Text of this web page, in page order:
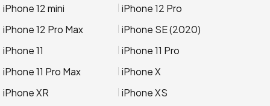
iPhone 12 mini
iPhone 12 Pro
iPhone 12 Pro Max
iPhone SE (2020)
iPhone 11
iPhone 11 Pro
iPhone 11 Pro Max
iPhone X
iPhone XR
iPhone XS